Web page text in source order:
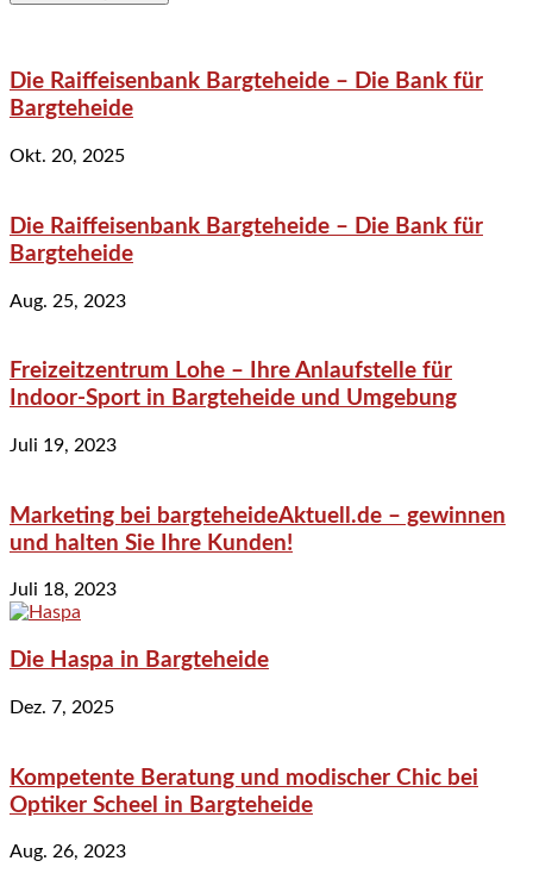
Die Raiffeisenbank Bargteheide – Die Bank für
Bargteheide
Okt. 20, 2025
Die Raiffeisenbank Bargteheide – Die Bank für
Bargteheide
Aug. 25, 2023
Freizeitzentrum Lohe – Ihre Anlaufstelle für
Indoor-Sport in Bargteheide und Umgebung
Juli 19, 2023
Marketing bei bargteheideAktuell.de – gewinnen
und halten Sie Ihre Kunden!
Juli 18, 2023
Die Haspa in Bargteheide
Dez. 7, 2025
Kompetente Beratung und modischer Chic bei
Optiker Scheel in Bargteheide
Aug. 26, 2023